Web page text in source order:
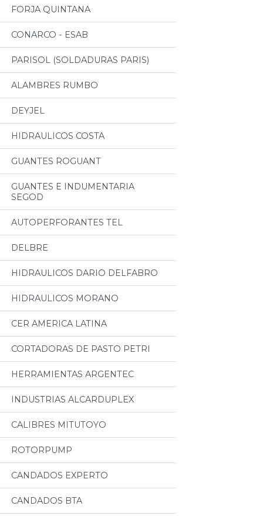
FORJA QUINTANA
CONARCO - ESAB
PARISOL (SOLDADURAS PARIS)
ALAMBRES RUMBO
DEYJEL
HIDRAULICOS COSTA
GUANTES ROGUANT
GUANTES E INDUMENTARIA
SEGOD
AUTOPERFORANTES TEL
DELBRE
HIDRAULICOS DARIO DELFABRO
HIDRAULICOS MORANO
CER AMERICA LATINA
CORTADORAS DE PASTO PETRI
HERRAMIENTAS ARGENTEC
INDUSTRIAS ALCARDUPLEX
CALIBRES MITUTOYO
ROTORPUMP
CANDADOS EXPERTO
CANDADOS BTA